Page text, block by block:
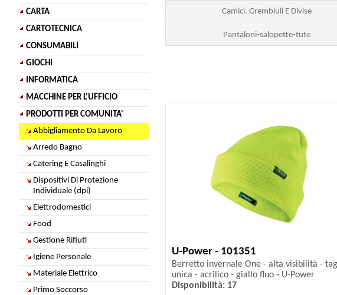
CARTA
CARTOTECNICA
CONSUMABILI
GIOCHI
INFORMATICA
MACCHINE PER L'UFFICIO
PRODOTTI PER COMUNITA'
Abbigliamento Da Lavoro
Arredo Bagno
Catering E Casalinghi
Dispositivi Di Protezione
Individuale (dpi)
Elettrodomestici
Food
Gestione Rifiuti
Igiene Personale
Materiale Elettrico
Primo Soccorso
Camici. Grembiuli E Divise
Pantaloni-salopette-tute
U-Power - 101351
Berretto invernale One - alta visibilità -
unica - acrilico - giallo fluo - U-Power
Disponibilità: 17